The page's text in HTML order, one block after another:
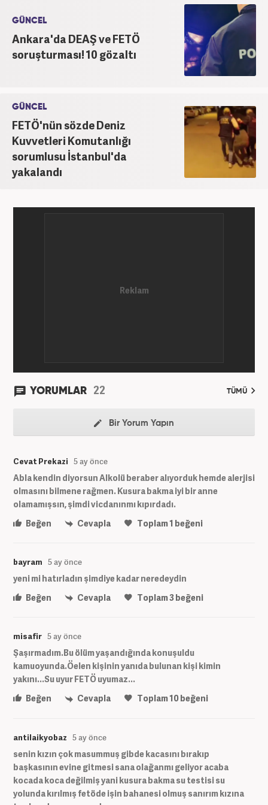
GÜNCEL
Ankara'da DEAŞ ve FETÖ
soruşturması! 10 gözaltı
GÜNCEL
FETÖ'nün sözde Deniz
Kuvvetleri Komutanlığı
sorumlusu İstanbul'da
yakalandı
YORUMLAR 22 TÜMÜ
Bir Yorum Yapın
Cevat Prekazi 5 ay önce
Abla kendin diyorsun Alkolü beraber alıyorduk hemde alerjisi
olmasını bilmene rağmen. Kusura bakma iyi bir anne
olamamışsın, şimdi vicdanınmı kıpırdadı.
Beğen
Cevapla Toplam1 beğeni
bayram 5 ay önce
yeni mi hatırladın şimdiye kadar neredeydin
Beğen
Cevapla Toplam3beğeni
misafir 5 ay önce
Şaşırmadım.Bu ölüm yaşandığında konuşuldu
kamuoyunda.Öelen kişinin yanıda bulunan kişi kimin
yakını...Su uyur FETÖ uyumaz...
Beğen
Cevapla Toplam10beğeni
antilaikyobaz 5 ay önce
senin kızın çok masummuş gibde kacasını bırakıp
başkasının evine gitmesi sana olağanmı geliyor acaba
kocada koca değilmiş yani kusura bakma su testisi su
yolunda kırılmış fetöde işin bahanesi olmuş sanırım kızına